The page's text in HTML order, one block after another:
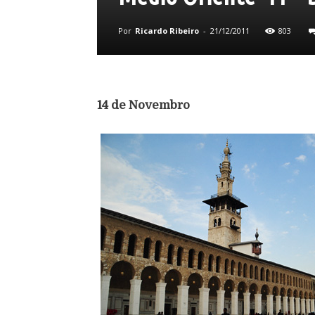
Por Ricardo Ribeiro - 21/12/2011 803
14 de Novembro